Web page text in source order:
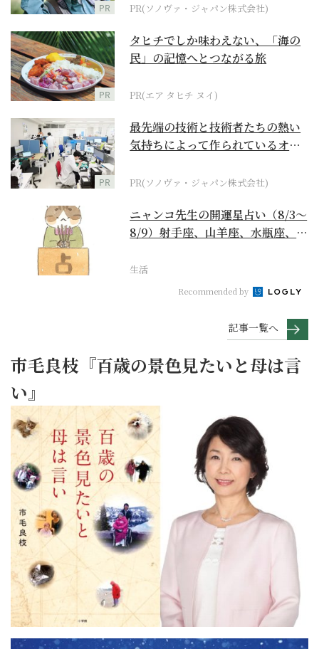
PR PR(ソノヴァ・ジャパン株式会社)
PR
タヒチでしか味わえない、「海の
民」の記憶へとつながる旅
PR(エア タヒチ ヌイ)
PR
最先端の技術と技術者たちの熱い
気持ちによって作られているオー
PR(ソノヴァ・ジャパン株式会社)
ニャンコ先生の開運星占い（8/3～
8/9）射手座、山羊座、水瓶座、魚
生活
Recommended by
記事一覧へ
市毛良枝『百歳の景色見たいと母は言
い』